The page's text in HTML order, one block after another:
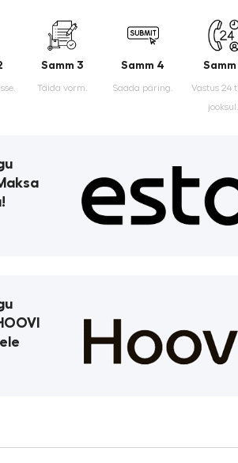
Samm 3
Täida vorm.
Samm 4
Saada päring.
Samm
Vastus 24
jooksul.